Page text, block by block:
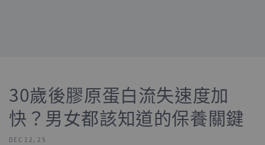
30歲後膠原蛋白流失速度加
快？男女都該知道的保養關鍵
DEC 12, 25